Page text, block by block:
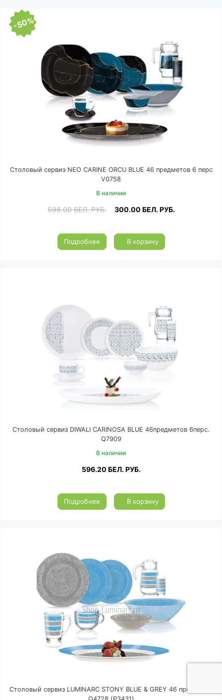
-50%
Столовый сервиз NEO CARINE ORCU BLUE 46 предметов 6 перс
V0758
В наличии
598.00БЕЛ. РУБ. 300.00 БЕЛ. РУБ.
Подробнее В корзину
Столовый сервиз DIWALI CARINOSA BLUE 46предметов 6перс.
Q7909
В наличии
596.20 БЕЛ. РУБ.
Подробнее В корзину
Столовый сервиз LUMINARC STONY BLUE & GREY 46 предметов